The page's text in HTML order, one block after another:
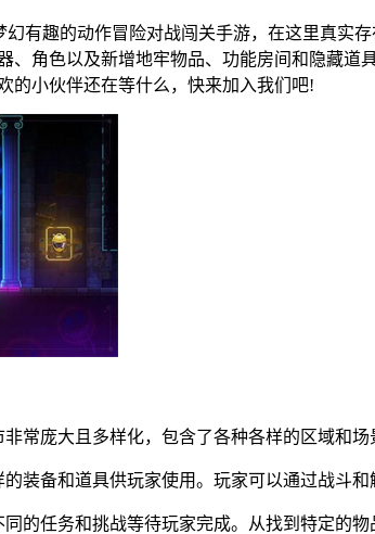
幻有趣的动作冒险对战闯关手游，在这里真实
、角色以及新增地牢物品、功能房间和隐藏
的小伙伴还在等什么，快来加入我们吧!
常庞大且多样化，包含了各种各样的区域和
装备和道具供玩家使用。玩家可以通过战斗
的任务和挑战等待玩家完成。从找到特定的